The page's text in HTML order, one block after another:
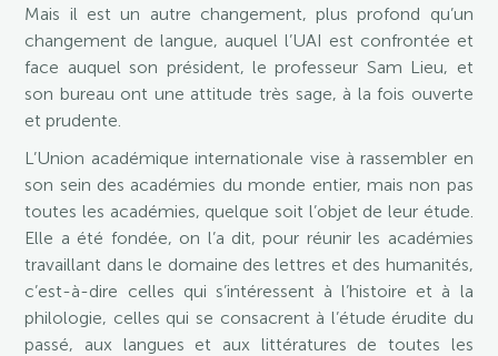
Mais il est un autre changement, plus profond qu’un
changement de langue, auquel l’UAI est confrontée et
face auquel son président, le professeur Sam Lieu, et
son bureau ont une attitude très sage, à la fois ouverte
et prudente.
L’Union académique internationale vise à rassembler en
son sein des académies du monde entier, mais non pas
toutes les académies, quelque soit l’objet de leur étude.
Elle a été fondée, on l’a dit, pour réunir les académies
travaillant dans le domaine des lettres et des humanités,
c’est-à-dire celles qui s’intéressent à l’histoire et à la
philologie, celles qui se consacrent à l’étude érudite du
passé, aux langues et aux littératures de toutes les